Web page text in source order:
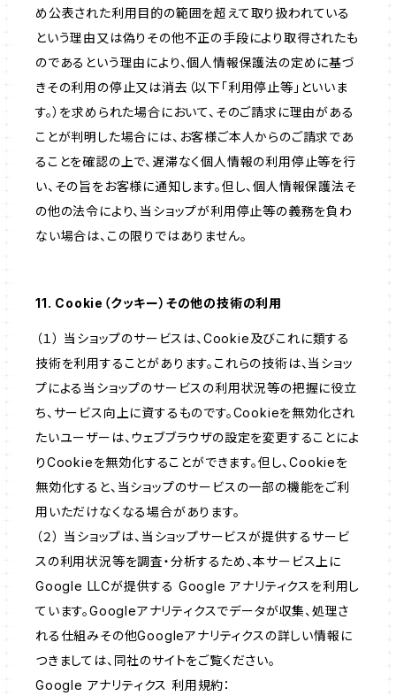
め公表された利用目的の範囲を超えて取り扱われている
という理由又は偽りその他不正の手段により取得されたも
のであるという理由により、個人情報保護法の定めに基づ
きその利用の停止又は消去（以下「利用停止等」といいま
す。）を求められた場合において、そのご請求に理由がある
ことが判明した場合には、お客様ご本人からのご請求であ
ることを確認の上で、遅滞なく個人情報の利用停止等を行
い、その旨をお客様に通知します。但し、個人情報保護法そ
の他の法令により、当ショップが利用停止等の義務を負わ
ない場合は、この限りではありません。
11. Cookie（クッキー）その他の技術の利用
（１） 当ショップのサービスは、Cookie及びこれに類する
技術を利用することがあります。これらの技術は、当ショッ
プによる当ショップのサービスの利用状況等の把握に役立
ち、サービス向上に資するものです。Cookieを無効化され
たいユーザーは、ウェブブラウザの設定を変更することによ
りCookieを無効化することができます。但し、Cookieを
無効化すると、当ショップのサービスの一部の機能をご利
用いただけなくなる場合があります。
（２） 当ショップは、当ショップサービスが提供するサービ
スの利用状況等を調査・分析するため、本サービス上に
Google LLCが提供する Google アナリティクスを利用し
ています。Googleアナリティクスでデータが収集、処理さ
れる仕組みその他Googleアナリティクスの詳しい情報に
つきましては、同社のサイトをご覧ください。
Google アナリティクス 利用規約：